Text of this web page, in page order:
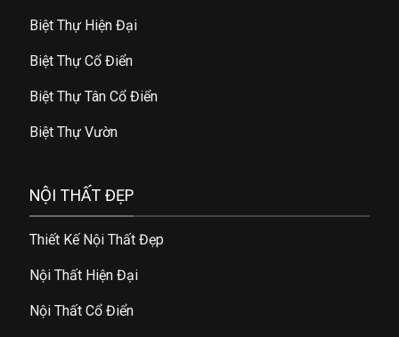
Biệt Thự Hiện Đại
Biệt Thự Cổ Điển
Biệt Thự Tân Cổ Điển
Biệt Thự Vườn
NỘI THẤT ĐẸP
Thiết Kế Nội Thất Đẹp
Nội Thất Hiện Đại
Nội Thất Cổ Điển